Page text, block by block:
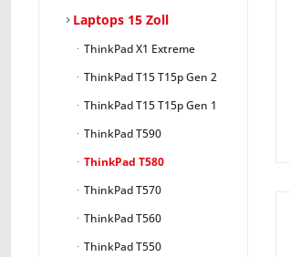
Laptops 15 Zoll
ThinkPad X1 Extreme
ThinkPad T15 T15p Gen 2
ThinkPad T15 T15p Gen 1
ThinkPad T590
ThinkPad T580
ThinkPad T570
ThinkPad T560
ThinkPad T550